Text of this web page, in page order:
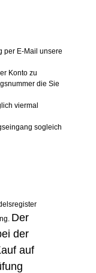
per E-Mail unsere
Konto zu
die Sie
viermal
sogleich
Der
der
auf